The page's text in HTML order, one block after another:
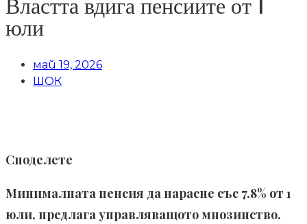
юли
май 19, 2026
ШОК
Споделете
Минималната пенсия да нарасне със 7.8% от 1
юли, предлага управляващото мнозинство.